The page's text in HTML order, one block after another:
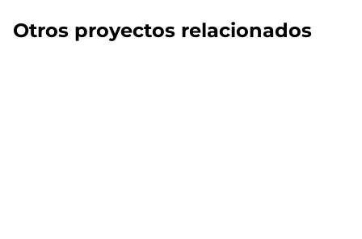
Otros proyectos relacionados